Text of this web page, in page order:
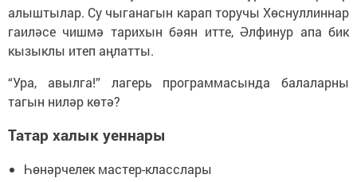
алыштылар. Су чыганагын карап торучы Хөснуллиннар
гаиләсе чишмә тарихын бәян итте, Әлфинур апа бик
кызыклы итеп аңлатты.
“Ура, авылга!” лагерь программасында балаларны
тагын ниләр көтә?
Татар халык уеннары
Һөнәрчелек мастер-класслары